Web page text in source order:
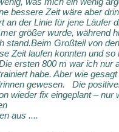
bessere Zeit wäre aber
an der Linie für jene Läufer
größer wurde, während
stand.Beim Großteil von
Zeit laufen konnten und
ersten 800 m war ich nur
habe. Aber wie
gewesen. Die
wieder fix eingeplant –
aus ....